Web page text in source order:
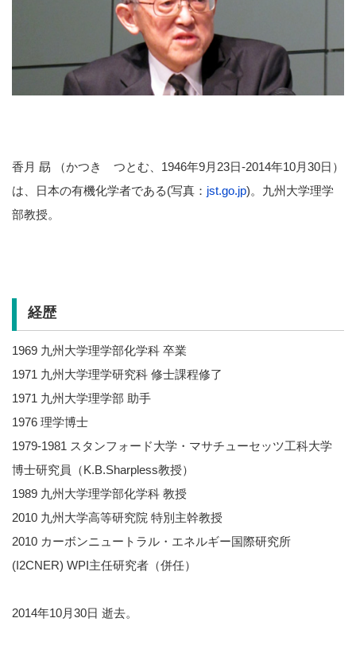
香月 勗 （かつき つとむ、1946年9月23日-2014年10月30日）
は、日本の有機化学者である(写真： jst.go.jp)。九州大学理学
部教授。
経歴
1969 九州大学理学部化学科 卒業
1971 九州大学理学研究科 修士課程修了
1971 九州大学理学部 助手
1976 理学博士
1979-1981 スタンフォード大学・マサチューセッツ工科大学
博士研究員（K.B.Sharpless教授）
1989 九州大学理学部化学科 教授
2010 九州大学高等研究院 特別主幹教授
2010 カーボンニュートラル・エネルギー国際研究所
(I2CNER) WPI主任研究者（併任）
2014年10月30日 逝去。